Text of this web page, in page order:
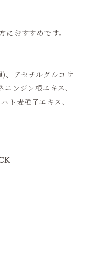
おすすめです。
、アセチルグルコサ
ンジン根エキス、
ト麦種子エキス、